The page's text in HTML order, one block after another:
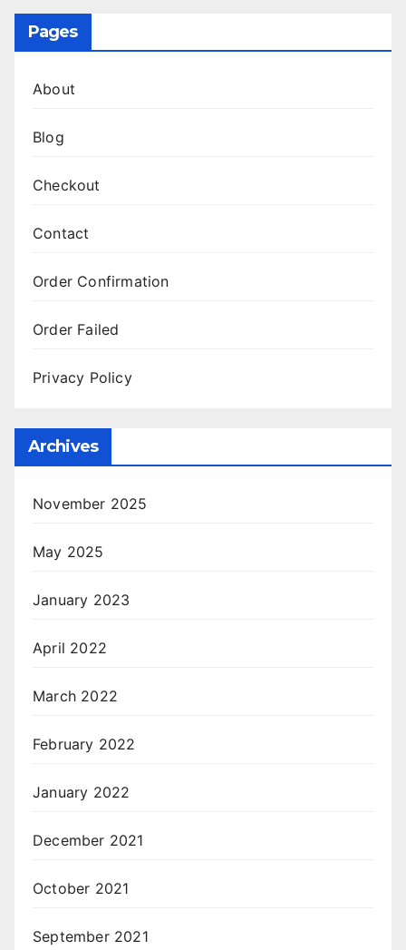
Pages
About
Blog
Checkout
Contact
Order Confirmation
Order Failed
Privacy Policy
Archives
November 2025
May 2025
January 2023
April 2022
March 2022
February 2022
January 2022
December 2021
October 2021
September 2021